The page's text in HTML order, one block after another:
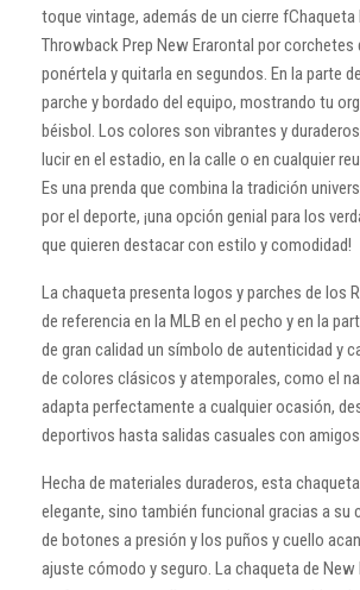
toque vintage, además de un cierre
Throwback Prep New Erarontal por
ponértela y quitarla en segundos. En la parte
parche y bordado del equipo, mostrando tu
béisbol. Los colores son vibrantes y
lucir en el estadio, en la calle o en cualquier
Es una prenda que combina la tradición
por el deporte, ¡una opción genial para los
que quieren destacar con estilo y comodidad!
La chaqueta presenta logos y parches de los
de referencia en la MLB en el pecho y en la
de gran calidad un símbolo de autenticidad y
de colores clásicos y atemporales, como el
adapta perfectamente a cualquier ocasión,
deportivos hasta salidas casuales con
Hecha de materiales duraderos, esta
elegante, sino también funcional gracias a su
de botones a presión y los puños y cuello
ajuste cómodo y seguro. La chaqueta de New